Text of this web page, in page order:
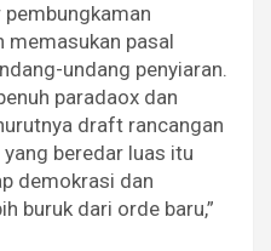
memasukan pasal
undang penyiaran.
paradaox dan
draft rancangan
beredar luas itu
demokrasi dan
buruk dari orde baru,”